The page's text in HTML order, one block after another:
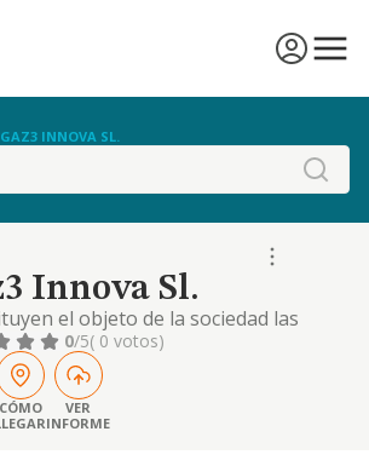
GAZ3 INNOVA SL.
Innova Sl.
el objeto de la sociedad las
actividades: a) la adquisición,
administración, gestión, disfrute y
de acciones y participaciones
de entidades mercantiles, con el
de dirigir y gestionar dichas
0/5( 0 votos)
CÓMO
VER
INFORME